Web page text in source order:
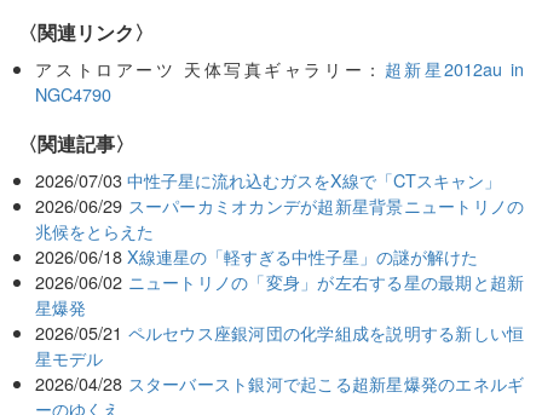
〈関連リンク〉
アストロアーツ 天体写真ギャラリー： 超新星2012au in
NGC4790
関連記事
2026/07/03 中性子星に流れ込むガスをX線で「CTスキャン」
2026/06/29 スーパーカミオカンデが超新星背景ニュートリノの
兆候をとらえた
2026/06/18 X線連星の「軽すぎる中性子星」の謎が解けた
2026/06/02 ニュートリノの「変身」が左右する星の最期と超新
星爆発
2026/05/21 ペルセウス座銀河団の化学組成を説明する新しい恒
星モデル
2026/04/28 スターバースト銀河で起こる超新星爆発のエネルギ
ーのゆくえ